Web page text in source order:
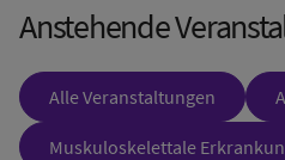
Anstehende
Alle Veranstaltungen
Muskuloskelettale